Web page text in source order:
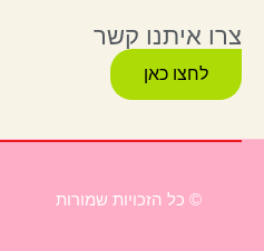
צרו איתנו קשר
לחצו כאן
© כל הזכויות שמורות